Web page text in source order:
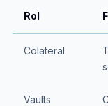
Rol
Colateral
Vaults